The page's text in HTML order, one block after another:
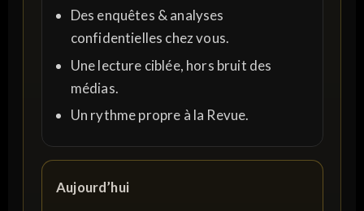
Des enquêtes & analyses
confidentielles chez vous.
Une lecture ciblée, hors bruit des
médias.
Un rythme propre à la Revue.
Aujourd’hui